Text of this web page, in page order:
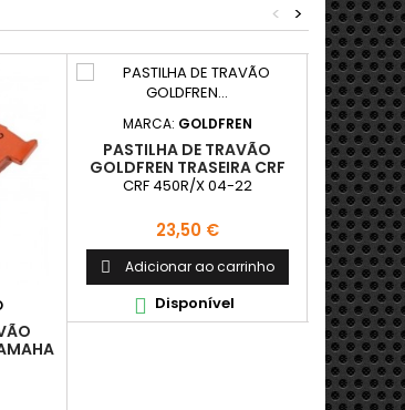
>
<
MARCA: GOLDFREN
PASTILHA DE TRAVÃO
GOLDFREN TRASEIRA CRF
250R/X 04-22
CRF 450R/X 04-22
Preço
23,50 €
 Adicionar ao carrinho
 Disponível

